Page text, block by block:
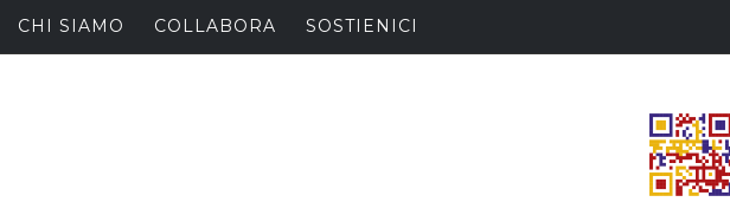
Skip
to
CHI SIAMO COLLABORA SOSTIENICI